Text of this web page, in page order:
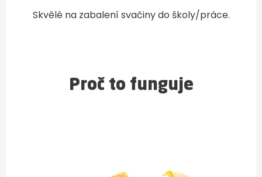
Skvělé na zabalení svačiny do školy/práce.
Proč to funguje